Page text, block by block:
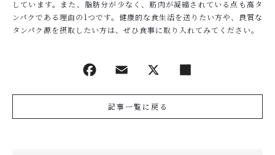
しています。また、脂肪分が少なく、筋肉が凝縮されている点も高タ
ンパクである理由の1つです。健康的な食生活を送りたい方や、良質な
タンパク源を摂取したい方は、ぜひ食事に取り入れてみてください。
記事一覧に戻る